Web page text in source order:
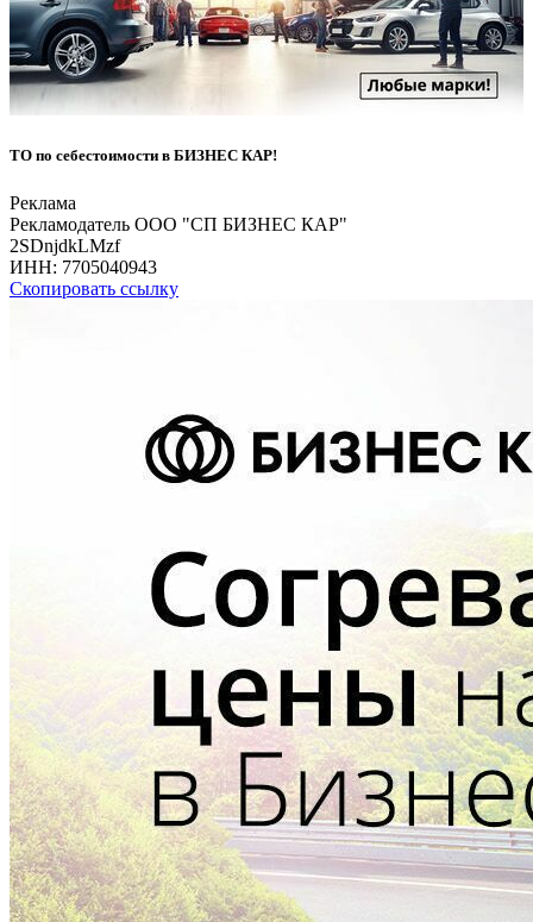
ТО по себестоимости в БИЗНЕС КАР!
Реклама
Рекламодатель ООО "СП БИЗНЕС КАР"
2SDnjdkLMzf
ИНН: 7705040943
Скопировать ссылку